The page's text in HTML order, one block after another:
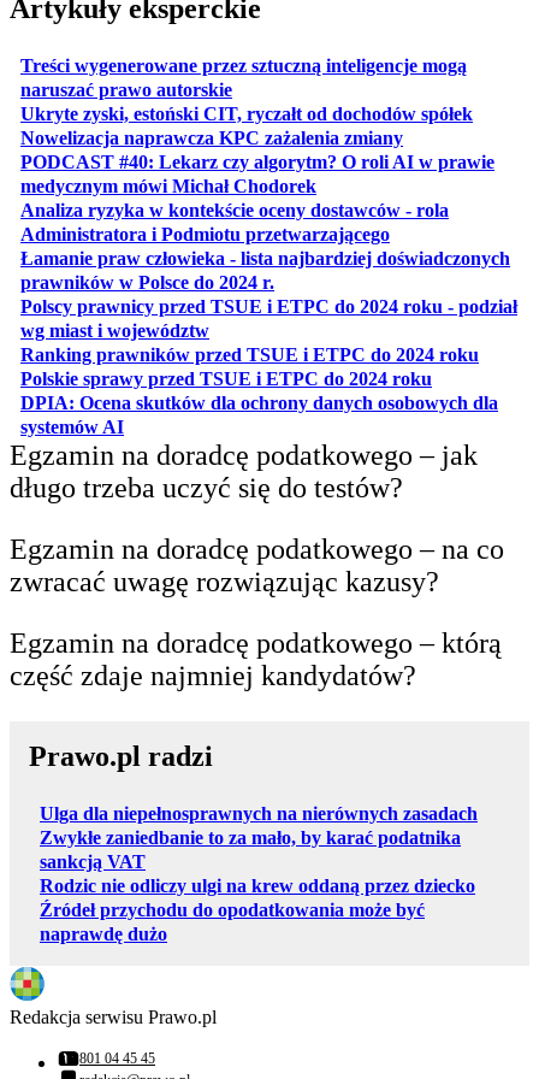
Artykuły eksperckie
Treści wygenerowane przez sztuczną inteligencje mogą
naruszać prawo autorskieotwiera się w nowej karcie
Ukryte zyski, estoński CIT, ryczałt od dochodów spółekotwiera
Nowelizacja naprawcza KPC zażalenia zmianyotwiera się w
PODCAST #40: Lekarz czy algorytm? O roli AI w prawie
medycznym mówi Michał Chodorekotwiera się w nowej karcie
Analiza ryzyka w kontekście oceny dostawców - rola
Administratora i Podmiotu przetwarzającegootwiera się w
Łamanie praw człowieka - lista najbardziej doświadczonych
prawników w Polsce do 2024 r.
Polscy prawnicy przed TSUE i ETPC do 2024 roku - podział
wg miast i województwotwiera się w nowej karcie
Ranking prawników przed TSUE i ETPC do 2024 roku
Polskie sprawy przed TSUE i ETPC do 2024 roku
DPIA: Ocena skutków dla ochrony danych osobowych dla
systemów AIotwiera się w nowej karcie
Egzamin na doradcę podatkowego – jak
długo trzeba uczyć się do testów?
Egzamin na doradcę podatkowego – na co
zwracać uwagę rozwiązując kazusy?
Egzamin na doradcę podatkowego – którą
część zdaje najmniej kandydatów?
Prawo.pl radzi
Ulga dla niepełnosprawnych na nierównych zasadach
Zwykłe zaniedbanie to za mało, by karać podatnika
sankcją VAT
Rodzic nie odliczy ulgi na krew oddaną przez dziecko
Źródeł przychodu do opodatkowania może być
naprawdę dużo
Redakcja serwisu Prawo.pl
Numer telefonu:
801 04 45 45